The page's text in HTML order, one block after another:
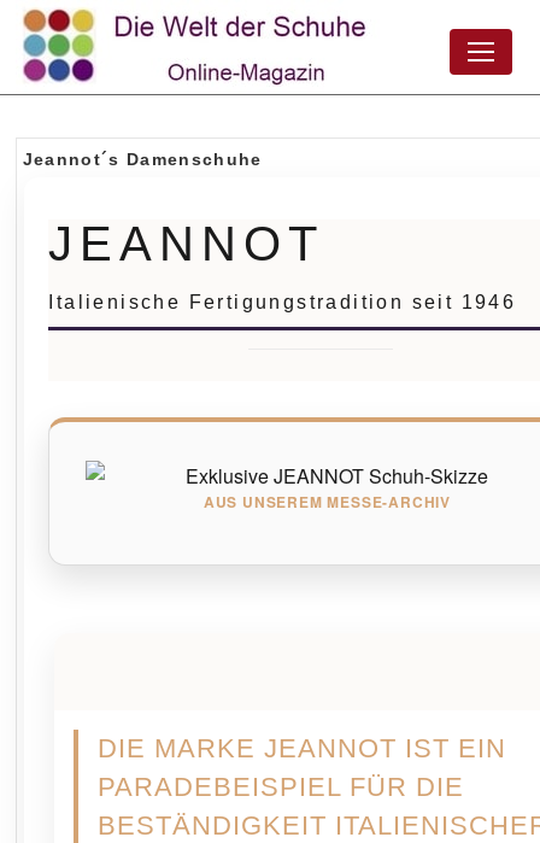
Jeannot´s Damenschuhe
JEANNOT
Italienische Fertigungstradition seit 1946
AUS UNSEREM MESSE-ARCHIV
DIE MARKE JEANNOT IST EIN
PARADEBEISPIEL FÜR DIE
BESTÄNDIGKEIT